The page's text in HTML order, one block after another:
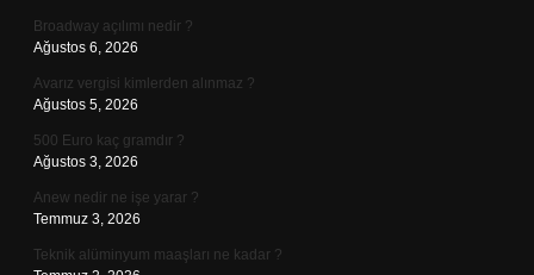
Broadway açılımı nedir ?
Ağustos 6, 2026
Avarız vergisi kimlerden alınmaz ?
Ağustos 5, 2026
500 Euro kaç gramdır ?
Ağustos 3, 2026
Anew nedir ne işe yarar ?
Temmuz 3, 2026
Teknik alüminyum maaşları ne kadar ?